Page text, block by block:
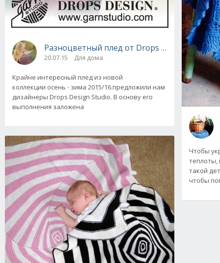
Разноцветный плед от Drops Design,
20.07.15 Для дома
Крайне интересный плед из новой
коллекции осень - зима 2015/16.предложили нам
дизайнеры Drops Design Studio. В основу его
выполнения заложена
Чтобы
теплоты,
такой
чтобы